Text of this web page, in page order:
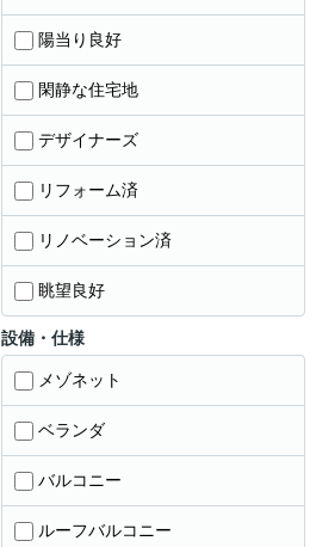
陽当り良好
閑静な住宅地
デザイナーズ
リフォーム済
リノベーション済
眺望良好
設備・仕様
メゾネット
ベランダ
バルコニー
ルーフバルコニー